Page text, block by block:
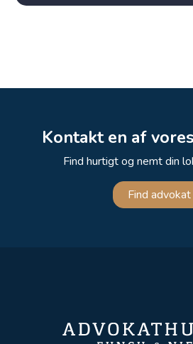
Kontakt en af
Find hurtigt og nemt din
Find advokat